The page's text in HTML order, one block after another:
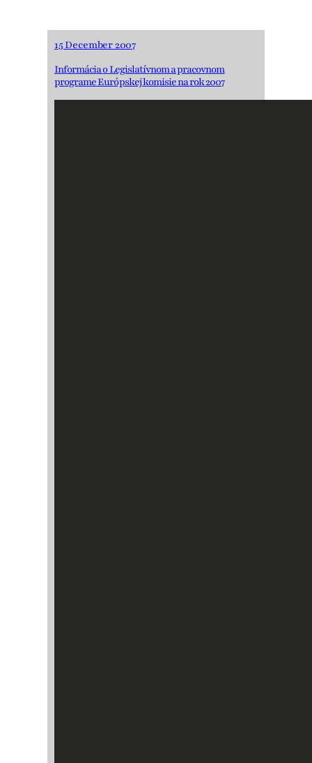
15 December 2007
Informácia o Legislatívnom a pracovnom
programe Európskej komisie na rok 2007